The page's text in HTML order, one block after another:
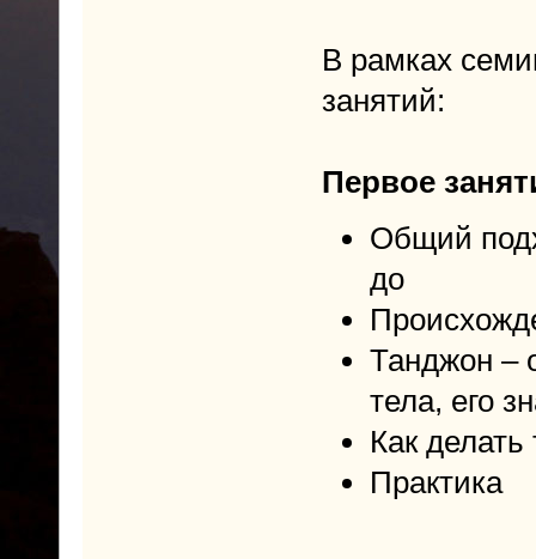
В рамках
занятий:
Первое
Общий
до
Танджон –
тела, его
Как
Практика